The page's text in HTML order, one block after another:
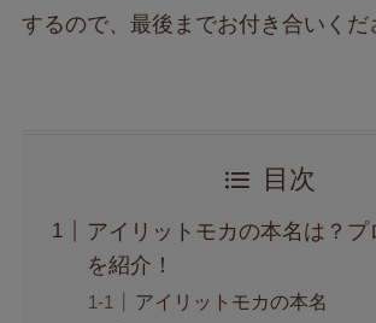
するので、最後までお付き合いくだ
目次
アイリットモカの本名は？プ
を紹介！
アイリットモカの本名